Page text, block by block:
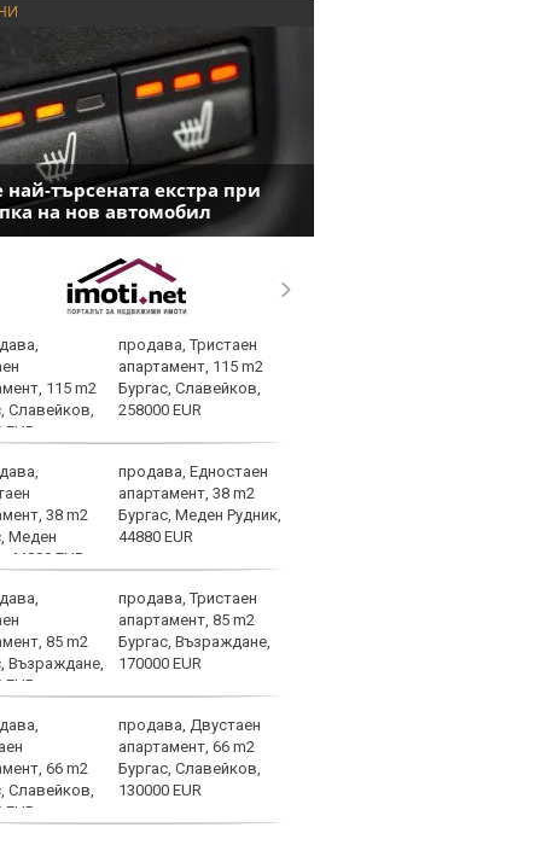
най-търсената екстра при
на нов автомобил
продава, Тристаен
апартамент, 115 m2
Бургас, Славейков,
258000 EUR
продава, Едностаен
апартамент, 38 m2
Бургас, Меден Рудник,
44880 EUR
продава, Тристаен
апартамент, 85 m2
Бургас, Възраждане,
170000 EUR
продава, Двустаен
апартамент, 66 m2
Бургас, Славейков,
130000 EUR